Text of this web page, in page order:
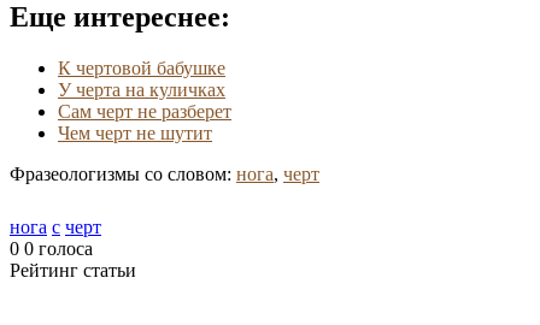
Еще интереснее:
К чертовой бабушке
У черта на куличках
Сам черт не разберет
Чем черт не шутит
Фразеологизмы со словом: нога, черт
нога с черт
0 0 голоса
Рейтинг статьи